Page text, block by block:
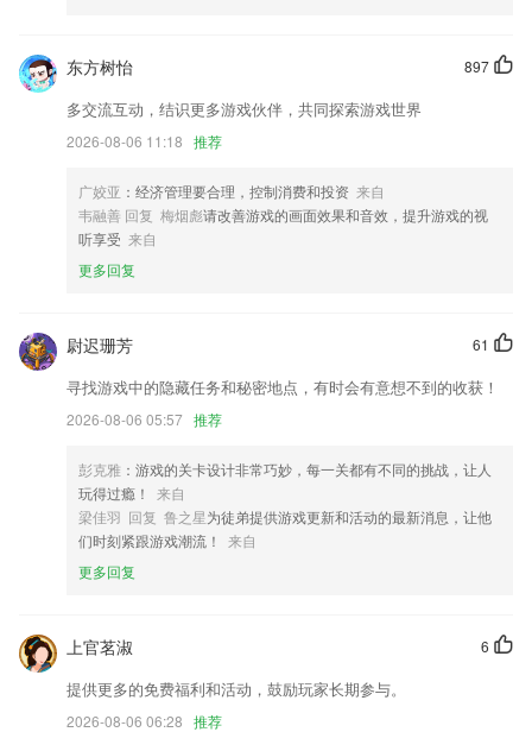
开元ky58最新版下载更新了什么?
调整一个初始化时，权限申请的序列
乘客端和司机端测评问题更新。
优化了用户体验度
修改非常多的细部BUG。
增加字体水印功能
以上就是开元ky58最新版下载的介绍，如果您喜欢这款软件，您可以到
应用商店进行打分评论，说出您的使用经历，以帮助我们更好的对产品进
行优化修改。
897
东方树怡
多交流互动，结识更多游戏伙伴，共同探索游戏世界
2026-08-06 11:18 推荐
广姣亚 ：经济管理要合理，控制消费和投资 来自
韦融善 回复 梅烟彪请改善游戏的画面效果和音效，提升游戏的视
听享受 来自
更多回复
61
尉迟珊芳
寻找游戏中的隐藏任务和秘密地点，有时会有意想不到的收获！
2026-08-06 05:57 推荐
彭克雅 ：游戏的关卡设计非常巧妙，每一关都有不同的挑战，让人
玩得过瘾！
来自
梁佳羽 回复 鲁之星为徒弟提供游戏更新和活动的最新消息，让他
们时刻紧跟游戏潮流！
来自
更多回复
6
上官茗淑
提供更多的免费福利和活动，鼓励玩家长期参与。
2026-08-06 06:28 推荐